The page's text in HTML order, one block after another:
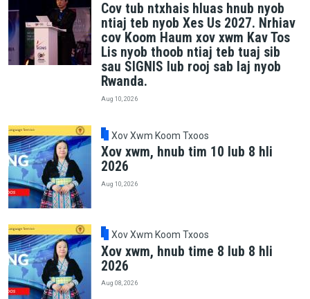
Cov tub ntxhais hluas hnub nyob
ntiaj teb nyob Xes Us 2027. Nrhiav
cov Koom Haum xov xwm Kav Tos
Lis nyob thoob ntiaj teb tuaj sib
sau SIGNIS lub rooj sab laj nyob
Rwanda.
Aug 10, 2026
Xov Xwm Koom Txoos
Xov xwm, hnub tim 10 lub 8 hli
2026
Aug 10, 2026
Xov Xwm Koom Txoos
Xov xwm, hnub time 8 lub 8 hli
2026
Aug 08, 2026